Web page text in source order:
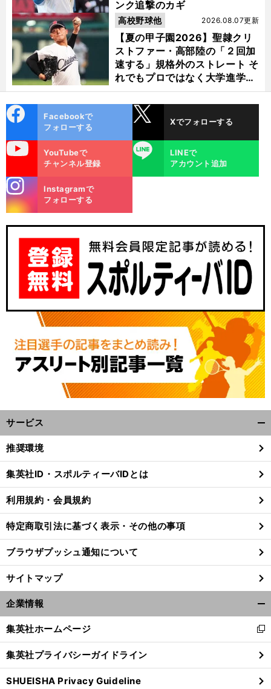
４
」
ンク追撃のカギ
【夏の甲子園2026】聖隷クリ
ストファー・高部陸の「２回加
速する」規格外のストレート そ
れでもプロではなく大学進学を
選ぶ理由
2026.08.07更新
高校野球他
ok
Facebookで
フォローする
Xでフォローする
YouTubeで
チャンネル登録
LINE
LINEで
アカウント追加
m
Instagramで
フォローする
サービス
閉
る
推奨環境
集英社ID・スポルティーバIDとは
利用規約・会員規約
特定商取引法に基づく表示・その他の事項
ブラウザプッシュ通知について
サイトマップ
企業情報
閉
る
集英社ホームページ
新
し
い
ウ
ィ
集英社プライバシーガイドライン
SHUEISHA Privacy Guideline